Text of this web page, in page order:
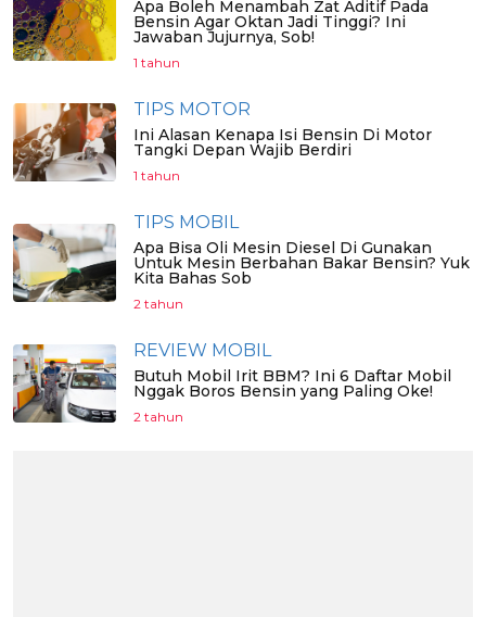
Apa Boleh Menambah Zat Aditif Pada
Bensin Agar Oktan Jadi Tinggi? Ini
Jawaban Jujurnya, Sob!
1 tahun
TIPS MOTOR
Ini Alasan Kenapa Isi Bensin Di Motor
Tangki Depan Wajib Berdiri
1 tahun
TIPS MOBIL
Apa Bisa Oli Mesin Diesel Di Gunakan
Untuk Mesin Berbahan Bakar Bensin? Yuk
Kita Bahas Sob
2 tahun
REVIEW MOBIL
Butuh Mobil Irit BBM? Ini 6 Daftar Mobil
Nggak Boros Bensin yang Paling Oke!
2 tahun